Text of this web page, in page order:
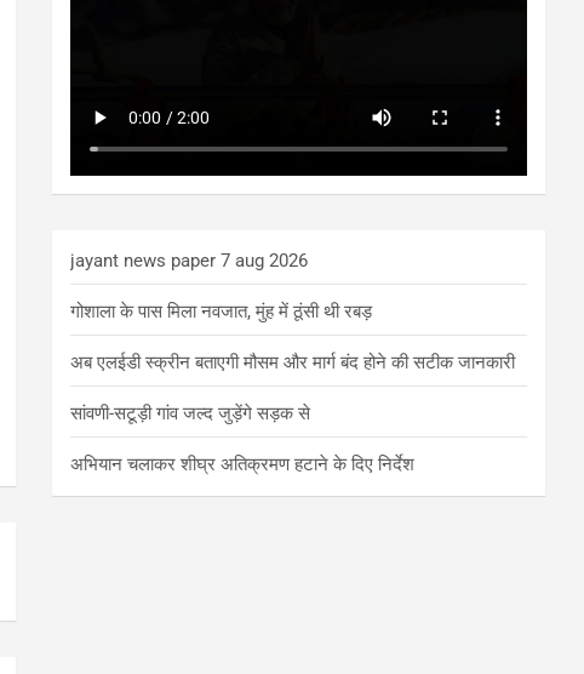
jayant news paper 7 aug 2026
गोशाला के पास मिला नवजात, मुंह में ठूंसी थी रबड़
अब एलईडी स्क्रीन बताएगी मौसम और मार्ग बंद होने की सटीक जानकारी
सांवणी-सटूड़ी गांव जल्द जुड़ेंगे सड़क से
अभियान चलाकर शीघ्र अतिक्रमण हटाने के दिए निर्देश